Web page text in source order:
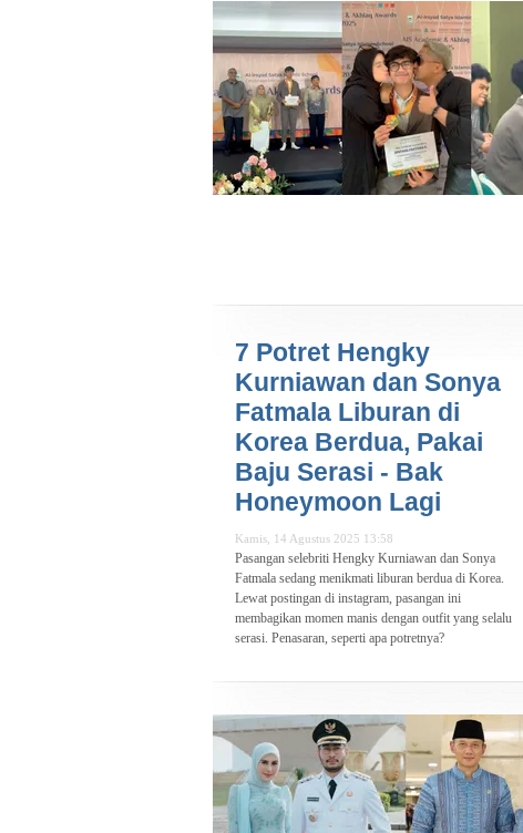
7 Potret Hengky
Kurniawan dan Sonya
Fatmala Liburan di
Korea Berdua, Pakai
Baju Serasi - Bak
Honeymoon Lagi
Kamis, 14 Agustus 2025 13:58
Pasangan selebriti Hengky Kurniawan dan Sonya
Fatmala sedang menikmati liburan berdua di Korea.
Lewat postingan di instagram, pasangan ini
membagikan momen manis dengan outfit yang selalu
serasi. Penasaran, seperti apa potretnya?